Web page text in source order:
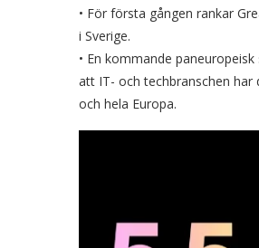
• För första gången rankar
i Sverige.
• En kommande
att IT- och techbranschen har
och hela Europa.